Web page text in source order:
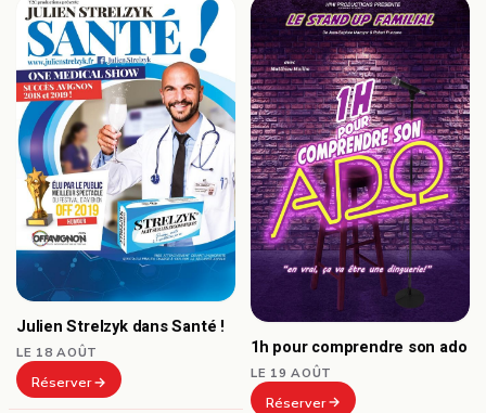
Julien Strelzyk dans Santé !
LE 18 AOÛT
Réserver
1h pour comprendre son ado
LE 19 AOÛT
Réserver